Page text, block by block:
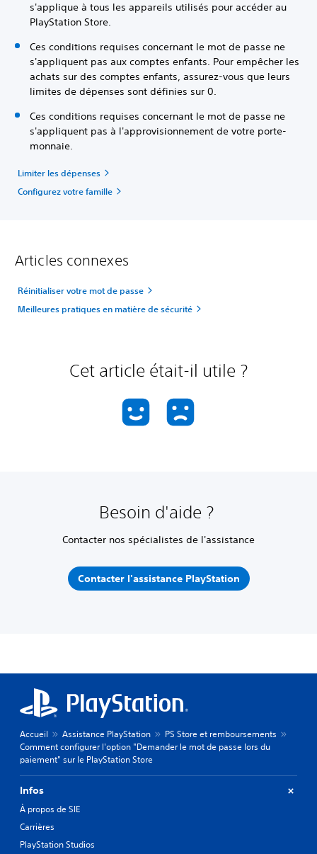
s'applique à tous les appareils utilisés pour accéder au
PlayStation Store.
Ces conditions requises concernant le mot de passe ne
s'appliquent pas aux comptes enfants. Pour empêcher les
achats sur des comptes enfants, assurez-vous que leurs
limites de dépenses sont définies sur 0.
Ces conditions requises concernant le mot de passe ne
s'appliquent pas à l'approvisionnement de votre porte-
monnaie.
Limiter les dépenses
Configurez votre famille
Articles connexes
Réinitialiser votre mot de passe
Meilleures pratiques en matière de sécurité
Cet article était-il utile ?
Besoin d'aide ?
Contacter nos spécialistes de l'assistance
Contacter l'assistance PlayStation
Accueil Assistance PlayStation
PS Store et remboursements
Comment configurer l'option "Demander le mot de passe lors du
paiement" sur le PlayStation Store
Infos
À propos de SIE
Carrières
PlayStation Studios